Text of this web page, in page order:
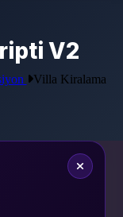
V2
Villa Kiralama